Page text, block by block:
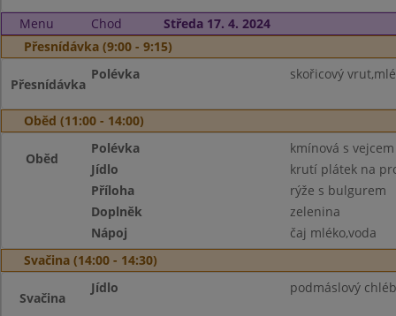
Menu Chod
Středa 17. 4. 2024
Přesnídávka (9:00 - 9:15)
Přesnídávka
Polévka skořicový
Oběd (11:00 - 14:00)
Oběd
Polévka
kmínová s vejcem
Jídlo
krutí plátek na
Příloha
rýže s bulgurem
Doplněk
zelenina
Nápoj
čaj mléko,voda
Svačina (14:00 - 14:30)
Svačina
Jídlo podmáslový